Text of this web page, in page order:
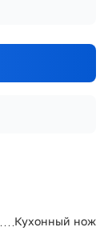
Кухонный нож